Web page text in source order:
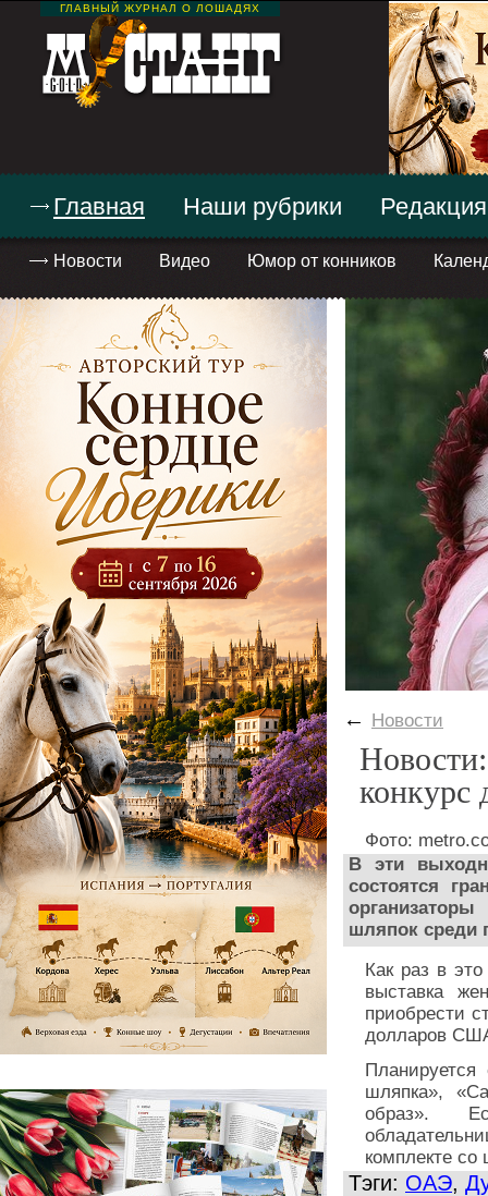
ГЛАВНЫЙ ЖУРНАЛ О ЛОШАДЯХ
Главная
Новости Видео Юмор от конников
Наши рубрики Редакция
← Новости
конкурс
Фото:
В эти
состоятся
шляпок среди
Как раз в
выставка
приобрести
долларов
шляпка»,
образ».
комплекте со
Тэги: ОАЭ,